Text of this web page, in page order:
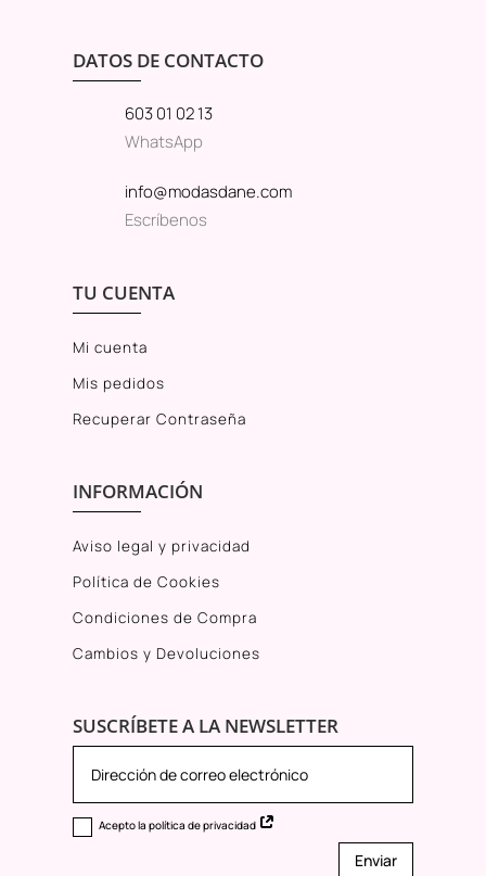
DATOS DE CONTACTO
603 01 02 13
WhatsApp
info@modasdane.com
Escríbenos
TU CUENTA
Mi cuenta
Mis pedidos
Recuperar Contraseña
INFORMACIÓN
Aviso legal y privacidad
Política de Cookies
Condiciones de Compra
Cambios y Devoluciones
SUSCRÍBETE A LA NEWSLETTER
Acepto la política de privacidad
Enviar